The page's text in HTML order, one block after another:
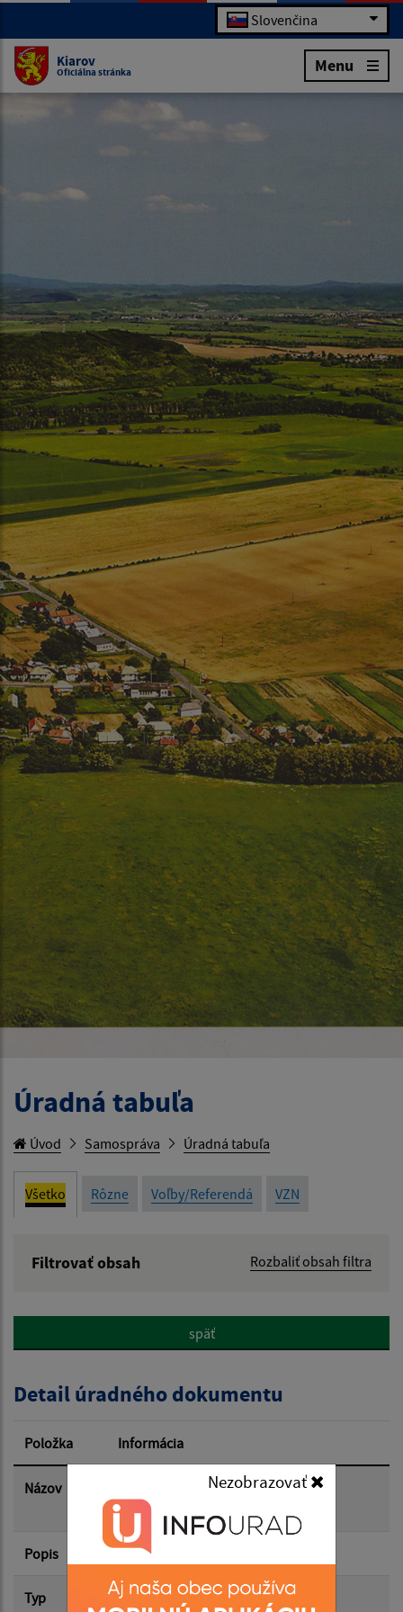
Nezobrazovať
Slovenčina
Kiarov
Oficiálna stránka Menu
Úradná tabuľa
Úvod Samospráva Úradná tabuľa
Všetko Rôzne Voľby/Referendá VZN
Filtrovať obsah Rozbaliť obsah filtra
Popis:
Dátum zverejnenia od:
Dátum zverejnenia do:
Filtrovať
späť
Detail úradného dokumentu
Položka Informácia
Názov
Referendum 2026 žiadosť o vydanie
hlasovacieho preukazu
Popis
Typ
Rôzne